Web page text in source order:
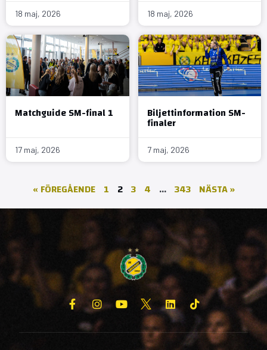
18 maj, 2026 18 maj, 2026
Matchguide SM-final 1
17 maj, 2026
Biljettinformation SM-
finaler
7 maj, 2026
« FÖREGÅENDE 1 2 3 4 … 343 NÄSTA »